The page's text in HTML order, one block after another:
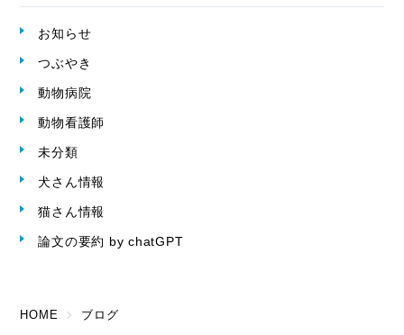
お知らせ
つぶやき
動物病院
動物看護師
未分類
犬さん情報
猫さん情報
論文の要約 by chatGPT
HOME ブログ